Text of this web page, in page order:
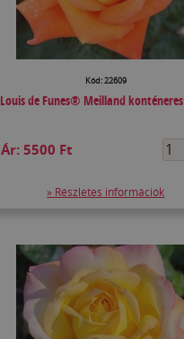
Kód: 22609
Louis de Funes® Meilland
Ár:5500 Ft
» Részletes információk